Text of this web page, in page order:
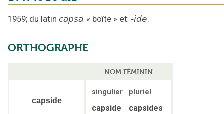
1959; du latin capsa « boîte » et -ide.
ORTHOGRAPHE
NOM FÉMININ
capside
singulier pluriel
capside capsides